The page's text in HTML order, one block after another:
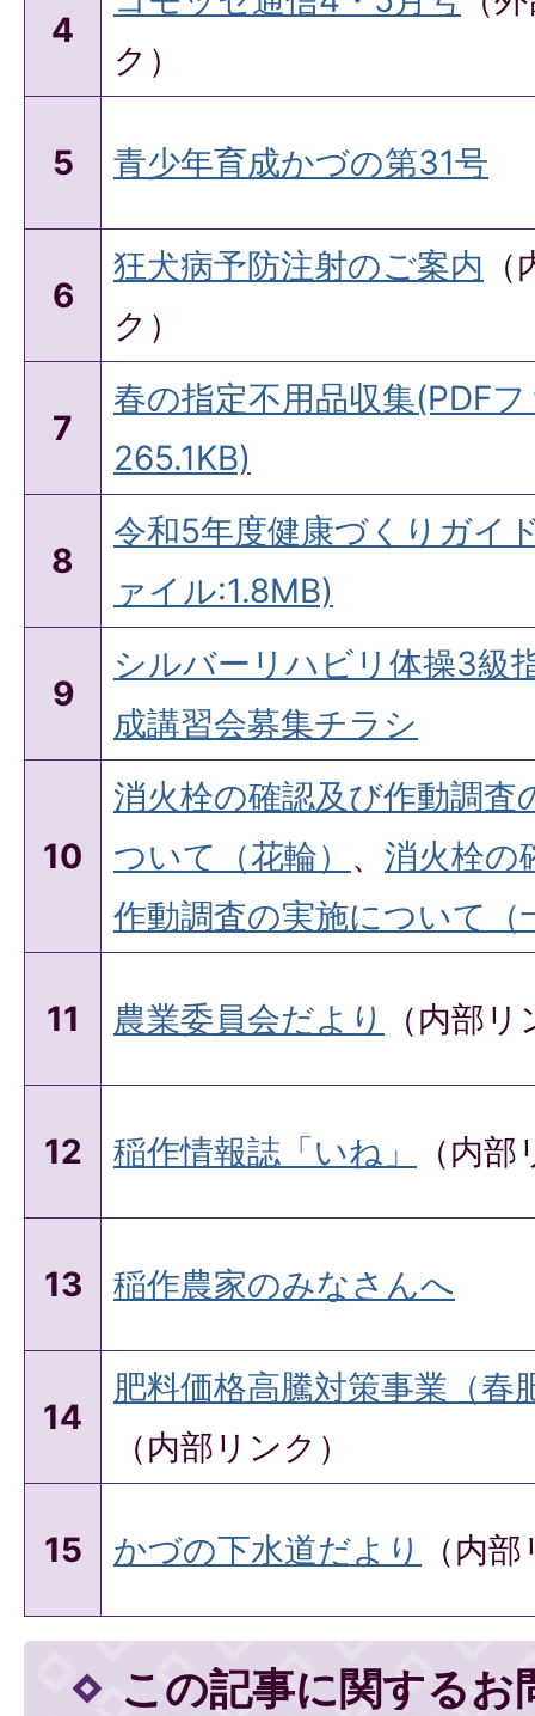
4
ク）
5 青少年育成かづの第31号
6
狂犬病予防注射のご案内
ク）
7
春の指定不用品収集(PDF
265.1KB)
8
令和5年度健康づくりガイ
ァイル:1.8MB)
9
シルバーリハビリ体操3級
成講習会募集チラシ
10
消火栓の確認及び作動調査
ついて（花輪） 、 消火栓の
作動調査の実施について（
11 農業委員会だより （内部
12 稲作情報誌「いね」 （内
13 稲作農家のみなさんへ
14
肥料価格高騰対策事業（春
（内部リンク）
15 かづの下水道だより （内
この記事に関するお